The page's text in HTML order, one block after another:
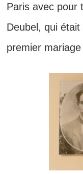
Paris avec pour
Deubel, qui
premier